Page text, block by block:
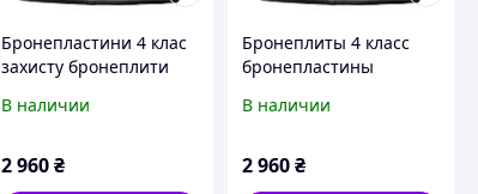
Бронепластини 4 клас
захисту бронеплити
бронепластини для
В наличии
2 960 ₴
Бронеплиты 4 класс
бронепластины
захисту бронеплити
кг) пластини для
бронежилета плити
В наличии
2 960₴